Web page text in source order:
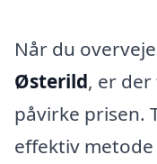
Når du
Østerild, er
påvirke prisen.
effektiv